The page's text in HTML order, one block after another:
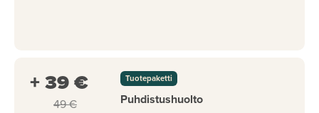
+ 39 €
49 €
Tuotepaketti
Puhdistushuolto